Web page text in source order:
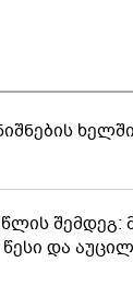
შემდეგ:
და